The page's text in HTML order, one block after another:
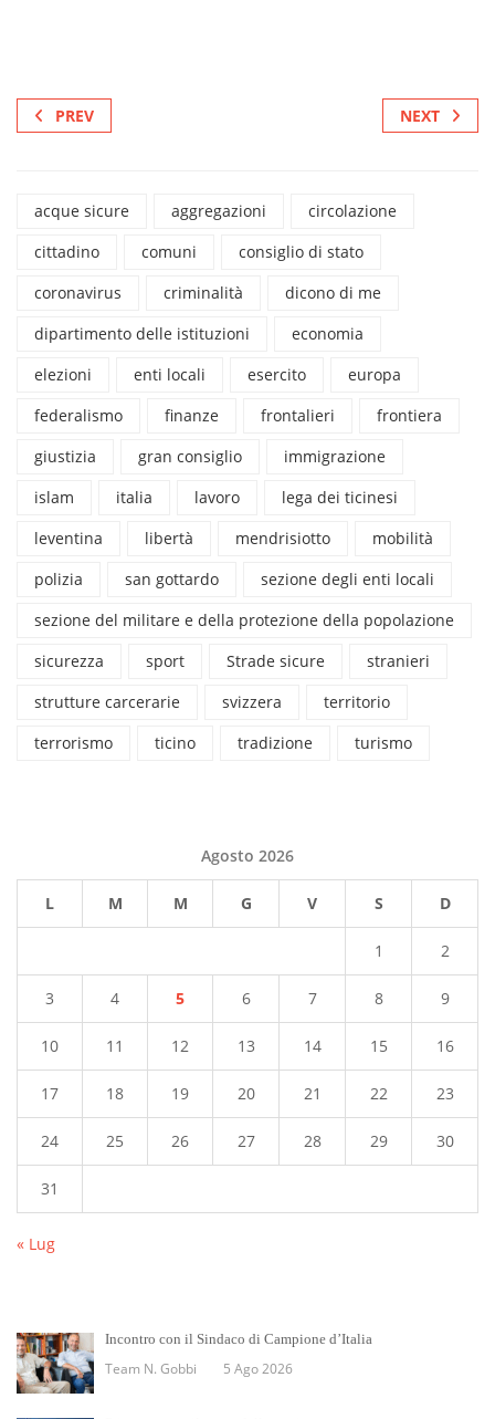
PREV NEXT
acque sicure aggregazioni
circolazione
cittadino
comuni
consiglio di stato
coronavirus
criminalità
dicono di me
dipartimento delle istituzioni
economia
elezioni
enti locali esercito
europa
federalismo
finanze frontalieri
frontiera
giustizia
gran consiglio
immigrazione
islam
italia lavoro
lega dei ticinesi
leventina
libertà mendrisiotto
mobilità
polizia
san gottardo
sezione degli enti locali
sezione del militare e della protezione della popolazione
sicurezza
sport Strade sicure
stranieri
strutture carcerarie
svizzera
territorio
terrorismo
ticino tradizione turismo
Agosto 2026
L M M G V S D
1 2
3 4 5 6 7 8 9
10 11 12 13 14 15 16
17 18 19 20 21 22 23
24 25 26 27 28 29 30
31
« Lug
Incontro con il Sindaco di Campione d’Italia
Team N. Gobbi 5 Ago 2026